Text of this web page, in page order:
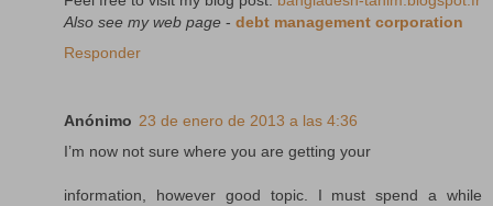
Also see my web page - debt management corporation
Responder
Anónimo 23 de enero de 2013 a las 4:36
I’m now not sure where you are getting your
information, however good topic. I must spend a while